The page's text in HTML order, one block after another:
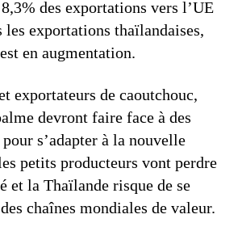
des exportations vers l’UE
les exportations thaïlandaises,
en augmentation.
exportateurs de caoutchouc,
devront faire face à des
s’adapter à la nouvelle
petits producteurs vont perdre
et la Thaïlande risque de se
chaînes mondiales de valeur.